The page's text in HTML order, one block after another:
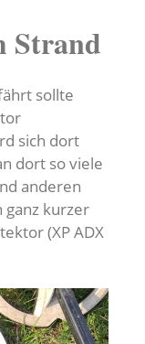
Strand
sollte
sich dort
dort so viele
anderen
ganz kurzer
(XP ADX